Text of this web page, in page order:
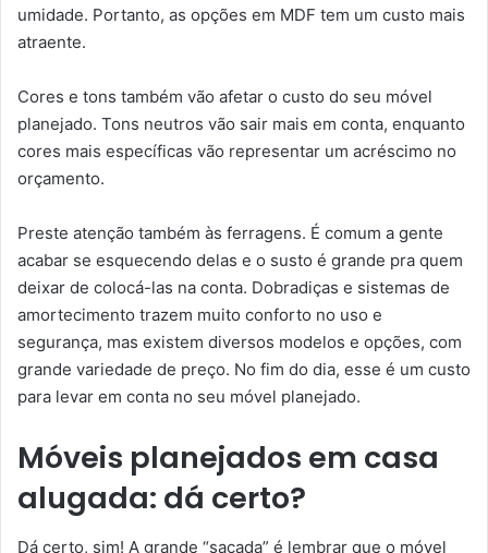
umidade. Portanto, as opções em MDF tem um custo mais
atraente.
Cores e tons também vão afetar o custo do seu móvel
planejado. Tons neutros vão sair mais em conta, enquanto
cores mais específicas vão representar um acréscimo no
orçamento.
Preste atenção também às ferragens. É comum a gente
acabar se esquecendo delas e o susto é grande pra quem
deixar de colocá-las na conta. Dobradiças e sistemas de
amortecimento trazem muito conforto no uso e
segurança, mas existem diversos modelos e opções, com
grande variedade de preço. No fim do dia, esse é um custo
para levar em conta no seu móvel planejado.
Móveis planejados em casa
alugada: dá certo?
Dá certo, sim! A grande “sacada” é lembrar que o móvel